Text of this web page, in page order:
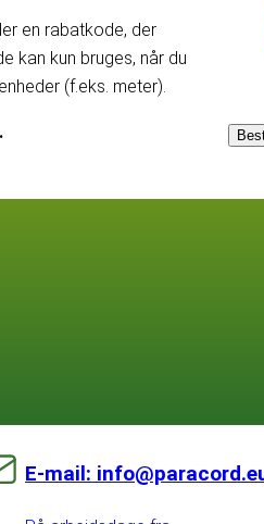
en rabatkode, der
kan kun bruges, når du
(f.eks. meter).
E-mail: